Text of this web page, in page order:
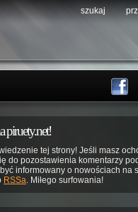
szukaj
piruety.net!
tej strony! Jeśli masz
do pozostawienia komentarzy
informowany o nowościach na
RSSa. Miłego surfowania!